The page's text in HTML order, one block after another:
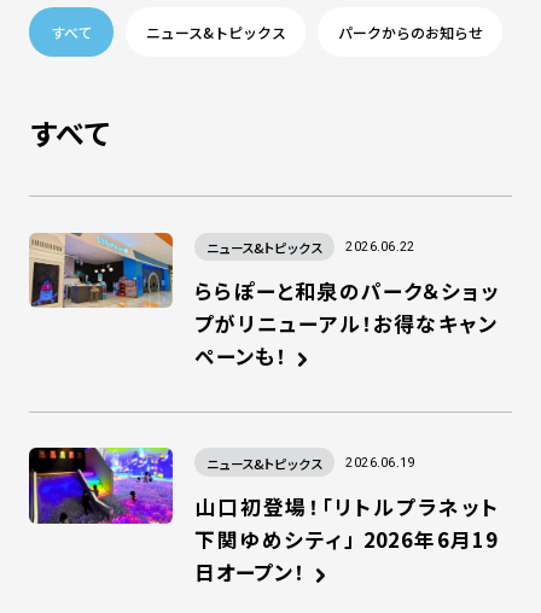
すべて ニュース&トピックス パークからのお知らせ
すべて
ニュース&トピックス 2026.06.22
ららぽーと和泉のパーク＆ショッ
プがリニューアル！お得なキャン
ペーンも！
ニュース&トピックス 2026.06.19
山口初登場！「リトルプラネット
下関ゆめシティ」 2026年6月19
日オープン！